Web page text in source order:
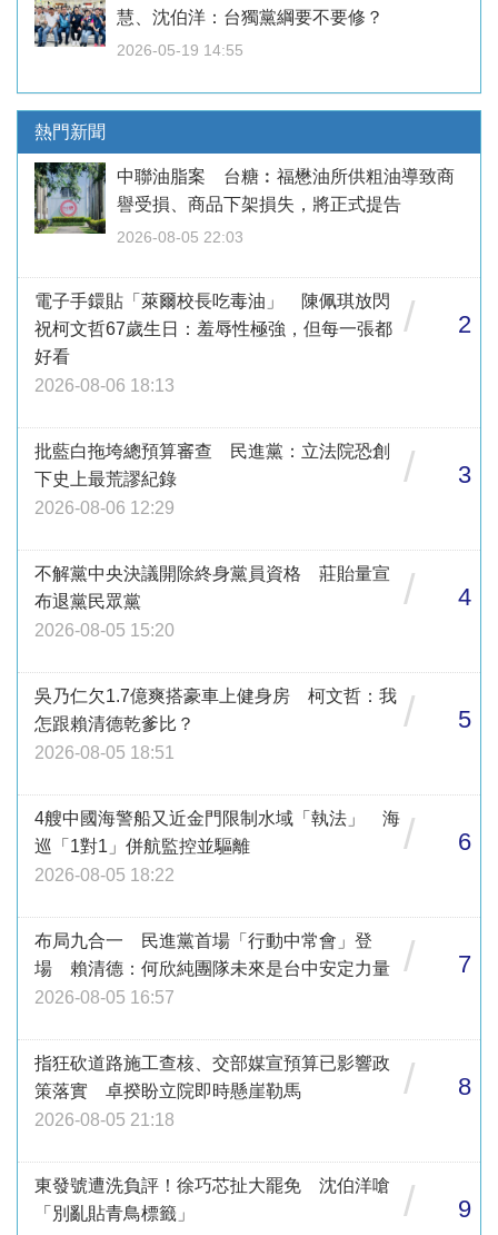
慧、沈伯洋：台獨黨綱要不要修？
2026-05-19 14:55
熱門新聞
中聯油脂案 台糖︰福懋油所供粗油導致商
譽受損、商品下架損失，將正式提告
2026-08-05 22:03
電子手鐶貼「萊爾校長吃毒油」 陳佩琪放閃
祝柯文哲67歲生日：羞辱性極強，但每一張都
好看
2026-08-06 18:13
/ 2
批藍白拖垮總預算審查 民進黨：立法院恐創
下史上最荒謬紀錄
2026-08-06 12:29
/ 3
不解黨中央決議開除終身黨員資格 莊貽量宣
布退黨民眾黨
2026-08-05 15:20
/ 4
吳乃仁欠1.7億爽搭豪車上健身房 柯文哲：我
怎跟賴清德乾爹比？
2026-08-05 18:51
/ 5
4艘中國海警船又近金門限制水域「執法」 海
巡「1對1」併航監控並驅離
2026-08-05 18:22
/ 6
布局九合一 民進黨首場「行動中常會」登
場 賴清德：何欣純團隊未來是台中安定力量
2026-08-05 16:57
/ 7
指狂砍道路施工查核、交部媒宣預算已影響政
策落實 卓揆盼立院即時懸崖勒馬
2026-08-05 21:18
/ 8
東發號遭洗負評！徐巧芯扯大罷免 沈伯洋嗆
「別亂貼青鳥標籤」
/ 9